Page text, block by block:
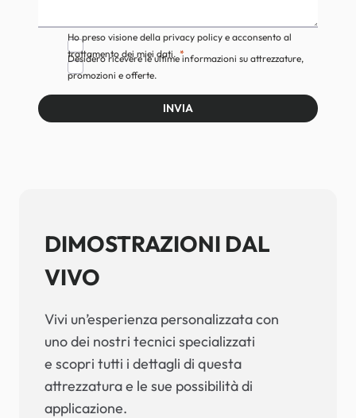
Ho preso visione della privacy policy e acconsento al
trattamento dei miei dati.
Desidero ricevere le ultime informazioni su attrezzature,
promozioni e offerte.
INVIA
DIMOSTRAZIONI DAL
VIVO
Vivi un’esperienza personalizzata con
uno dei nostri tecnici specializzati
e scopri tutti i dettagli di questa
attrezzatura e le sue possibilità di
applicazione.